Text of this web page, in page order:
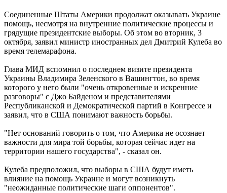
Соединенные Штаты Америки продолжат оказывать Украине
помощь, несмотря на внутренние политические процессы и
грядущие президентские выборы. Об этом во вторник, 3
октября, заявил министр иностранных дел Дмитрий Кулеба во
время телемарафона.
Глава МИД вспомнил о последнем визите президента
Украины Владимира Зеленского в Вашингтон, во время
которого у него были "очень откровенные и искренние
разговоры" с Джо Байденом и представителями
Республиканской и Демократической партий в Конгрессе и
заявил, что в США понимают важность борьбы.
"Нет оснований говорить о том, что Америка не осознает
важности для мира той борьбы, которая сейчас идет на
территории нашего государства", - сказал он.
Кулеба предположил, что выборы в США будут иметь
влияние на помощь Украине и могут возникнуть
"неожиданные политические шаги оппонентов".